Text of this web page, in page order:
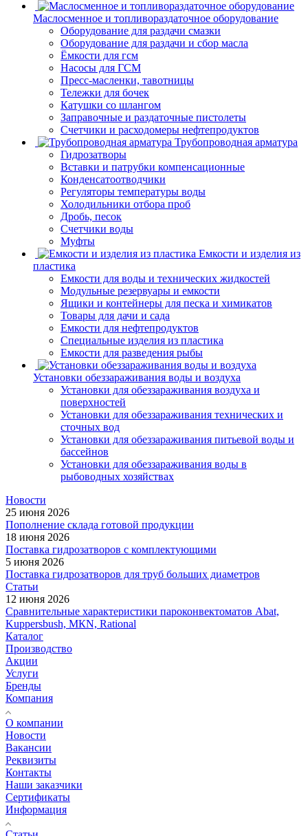
Маслосменное и топливораздаточное оборудование
Оборудование для раздачи смазки
Оборудование для раздачи и сбор масла
Ёмкости для гсм
Насосы для ГСМ
Пресс-масленки, тавотницы
Тележки для бочек
Катушки со шлангом
Заправочные и раздаточные пистолеты
Счетчики и расходомеры нефтепродуктов
Трубопроводная арматура
Гидрозатворы
Вставки и патрубки компенсационные
Конденсатоотводчики
Регуляторы температуры воды
Холодильники отбора проб
Дробь, песок
Счетчики воды
Муфты
Емкости и изделия из
пластика
Емкости для воды и технических жидкостей
Модульные резервуары и емкости
Ящики и контейнеры для песка и химикатов
Товары для дачи и сада
Емкости для нефтепродуктов
Специальные изделия из пластика
Емкости для разведения рыбы
Установки обеззараживания воды и воздуха
Установки для обеззараживания воздуха и
поверхностей
Установки для обеззараживания технических и
сточных вод
Установки для обеззараживания питьевой воды и
бассейнов
Установки для обеззараживания воды в
рыбоводных хозяйствах
Новости
25 июня 2026
Пополнение склада готовой продукции
18 июня 2026
Поставка гидрозатворов с комплектующими
5 июня 2026
Поставка гидрозатворов для труб больших диаметров
Статьи
12 июня 2026
Сравнительные характеристики пароконвектоматов Abat,
Kuppersbush, МКN, Rational
Каталог
Производство
Акции
Услуги
Бренды
Компания
О компании
Новости
Вакансии
Реквизиты
Контакты
Наши заказчики
Сертификаты
Информация